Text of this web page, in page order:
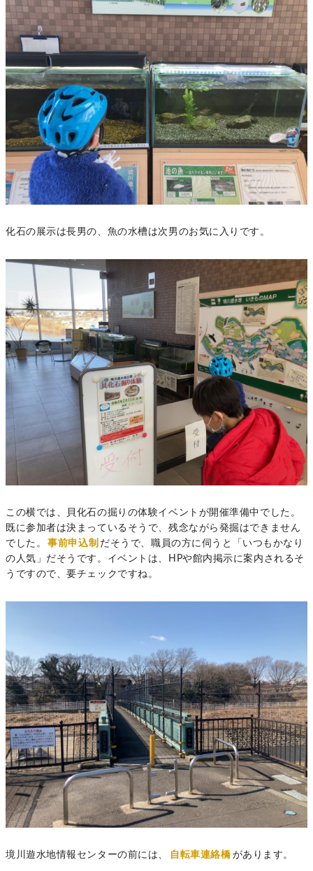
化石の展示は長男の、魚の水槽は次男のお気に入りです。
この横では、貝化石の掘りの体験イベントが開催準備中でした。
既に参加者は決まっているそうで、残念ながら発掘はできません
でした。
事前申込制 だそうで、職員の方に伺うと「いつもかなり
の人気」だそうです。イベントは、HPや館内掲示に案内されるそ
うですので、要チェックですね。
境川遊水地情報センターの前には、 自転車連絡橋 があります。